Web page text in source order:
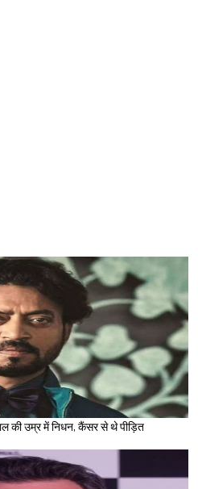
की उम्र में निधन, कैंसर से थे पीड़ित